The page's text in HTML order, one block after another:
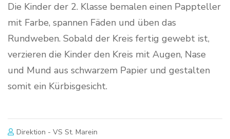
Die Kinder der 2. Klasse bemalen einen Pappteller
mit Farbe, spannen Fäden und üben das
Rundweben. Sobald der Kreis fertig gewebt ist,
verzieren die Kinder den Kreis mit Augen, Nase
und Mund aus schwarzem Papier und gestalten
somit ein Kürbisgesicht.
Direktion - VS St. Marein